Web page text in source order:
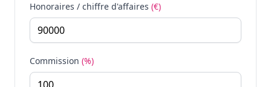
Honoraires / chiffre d'affaires (€)
Commission (%)